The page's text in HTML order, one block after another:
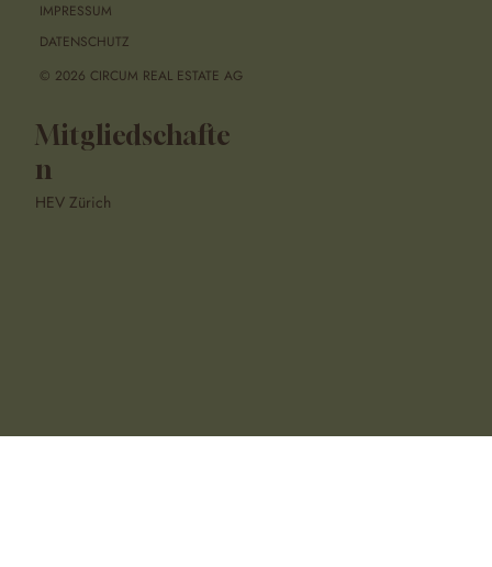
Mitgliedschafte
n
HEV Zürich
IMPRESSUM
DATENSCHUTZ
© 2026 CIRCUM REAL ESTATE AG